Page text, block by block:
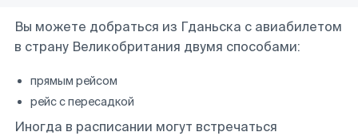
Вы можете добраться из Гданьска с авиабилетом
в страну Великобритания двумя способами:
прямым рейсом
рейс с пересадкой
Иногда в расписании могут встречаться